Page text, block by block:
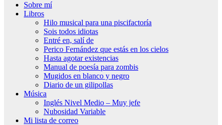
Sobre mí
Libros
Hilo musical para una piscifactoría
Sois todos idiotas
Entré en, salí de
Perico Fernández que estás en los cielos
Hasta agotar existencias
Manual de poesía para zombis
Mugidos en blanco y negro
Diario de un gilipollas
Música
Inglés Nivel Medio – Muy jefe
Nubosidad Variable
Mi lista de correo